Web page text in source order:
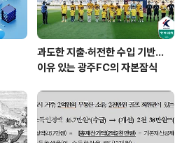
과도한 지출·허전한 수입 기반…
이유 있는 광주FC의 자본잠식